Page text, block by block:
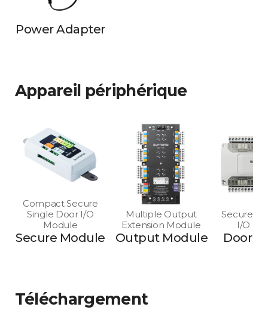
Power Adapter
Appareil périphérique
Compact Secure
Single Door I/O
Module
Secure Module
Multiple Output
Extension Module
Output Module
Secure
I/O
Door
Téléchargement